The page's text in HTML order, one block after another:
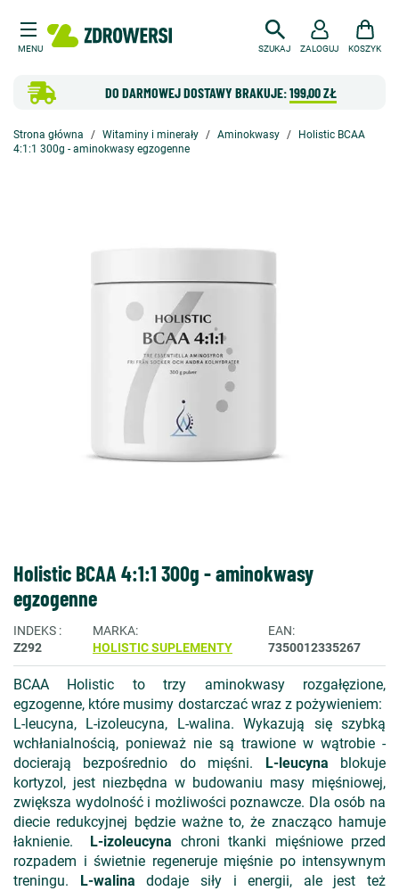
MENU SZUKAJ
DO DARMOWEJ DOSTAWY BRAKUJE:199,00 ZŁ
ZALOGUJ KOSZYK
Strona główna Witaminy i minerały Aminokwasy
Holistic BCAA
4:1:1 300g - aminokwasy egzogenne
Holistic BCAA 4:1:1 300g - aminokwasy
egzogenne
INDEKS
Z292
MARKA
HOLISTIC SUPLEMENTY
EAN
7350012335267
BCAA Holistic to trzy aminokwasy rozgałęzione,
egzogenne, które musimy dostarczać wraz z pożywieniem:
L-leucyna, L-izoleucyna, L-walina. Wykazują się szybką
wchłanialnością, ponieważ nie są trawione w wątrobie -
docierają bezpośrednio do mięśni. L-leucyna blokuje
kortyzol, jest niezbędna w budowaniu masy mięśniowej,
zwiększa wydolność i możliwości poznawcze. Dla osób na
diecie redukcyjnej będzie ważne to, że znacząco hamuje
łaknienie. L-izoleucyna chroni tkanki mięśniowe przed
rozpadem i świetnie regeneruje mięśnie po intensywnym
treningu. L-walina dodaje siły i energii, ale jest też